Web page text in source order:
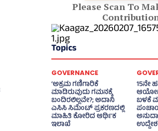
Please Scan To
Topics
GOVERNANCE
‘ಅಕ್ರಮ ಗಣಿಗಾರಿಕೆ
ಮಾಡಿರುವುದು ಗಮನಕ್ಕೆ
ಬಂದಿರಲಿಲ್ಲವೇ?; ಅದಾನಿ
ಎಸಿಸಿ ಸಿಮೆಂಟ್ ಪ್ರಕರಣದಲ್ಲಿ
ಮಾಹಿತಿ ಕೋರಿದ ಆರ್ಥಿಕ
ಇಲಾಖೆ
15ನೇ
ಬಳಕೆ